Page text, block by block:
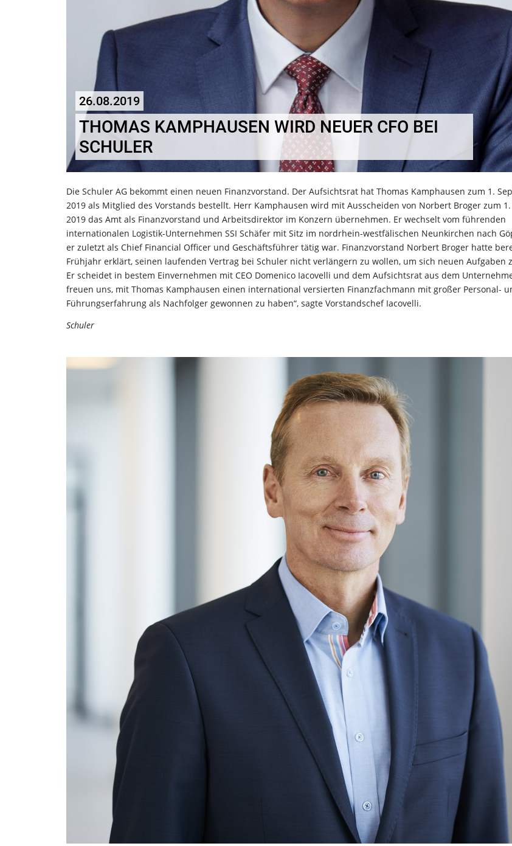
26.08.2019
THOMAS KAMPHAUSEN WIRD NEUER CFO BEI
SCHULER
Die Schuler AG bekommt einen neuen Finanzvorstand. Der Aufsichtsrat hat Thomas Kamphausen zum 1.
2019 als Mitglied des Vorstands bestellt. Herr Kamphausen wird mit Ausscheiden von Norbert Broger zum
2019 das Amt als Finanzvorstand und Arbeitsdirektor im Konzern übernehmen. Er wechselt vom führenden
internationalen Logistik-Unternehmen SSI Schäfer mit Sitz im nordrhein-westfälischen Neunkirchen nach
er zuletzt als Chief Financial Officer und Geschäftsführer tätig war. Finanzvorstand Norbert Broger hatte
Frühjahr erklärt, seinen laufenden Vertrag bei Schuler nicht verlängern zu wollen, um sich neuen Aufgaben
Er scheidet in bestem Einvernehmen mit CEO Domenico Iacovelli und dem Aufsichtsrat aus dem
freuen uns, mit Thomas Kamphausen einen international versierten Finanzfachmann mit großer Personal-
Führungserfahrung als Nachfolger gewonnen zu haben“, sagte Vorstandschef Iacovelli.
Schuler